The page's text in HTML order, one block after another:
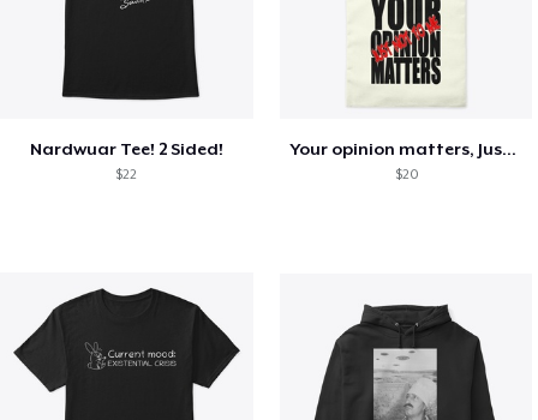
Nardwuar Tee! 2 Sided!
$22
Your opinion matters, Just not to me!
$20